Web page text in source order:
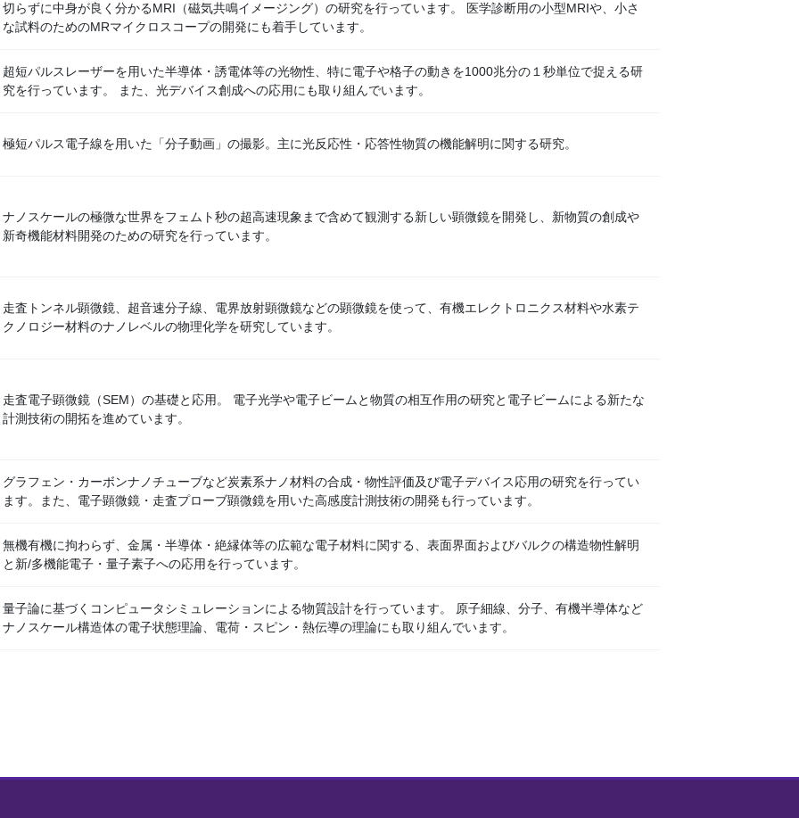
切らずに中身が良く分かるMRI（磁気共鳴イメージング）の研究を行っています。 医学診断用の小型MRIや、小さ
な試料のためのMRマイクロスコープの開発にも着手しています。
超短パルスレーザーを用いた半導体・誘電体等の光物性、特に電子や格子の動きを1000兆分の１秒単位で捉える研
究を行っています。 また、光デバイス創成への応用にも取り組んでいます。
極短パルス電子線を用いた「分子動画」の撮影。主に光反応性・応答性物質の機能解明に関する研究。
ナノスケールの極微な世界をフェムト秒の超高速現象まで含めて観測する新しい顕微鏡を開発し、新物質の創成や
新奇機能材料開発のための研究を行っています。
走査トンネル顕微鏡、超音速分子線、電界放射顕微鏡などの顕微鏡を使って、有機エレクトロニクス材料や水素テ
クノロジー材料のナノレベルの物理化学を研究しています。
走査電子顕微鏡（SEM）の基礎と応用。 電子光学や電子ビームと物質の相互作用の研究と電子ビームによる新たな
計測技術の開拓を進めています。
グラフェン・カーボンナノチューブなど炭素系ナノ材料の合成・物性評価及び電子デバイス応用の研究を行ってい
ます。また、電子顕微鏡・走査プローブ顕微鏡を用いた高感度計測技術の開発も行っています。
無機有機に拘わらず、金属・半導体・絶縁体等の広範な電子材料に関する、表面界面およびバルクの構造物性解明
と新/多機能電子・量子素子への応用を行っています。
量子論に基づくコンピュータシミュレーションによる物質設計を行っています。 原子細線、分子、有機半導体など
ナノスケール構造体の電子状態理論、電荷・スピン・熱伝導の理論にも取り組んでいます。